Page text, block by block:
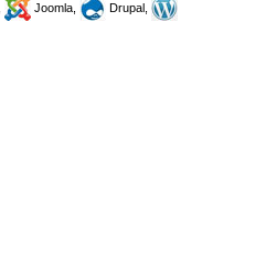
Joomla,
Drupal,